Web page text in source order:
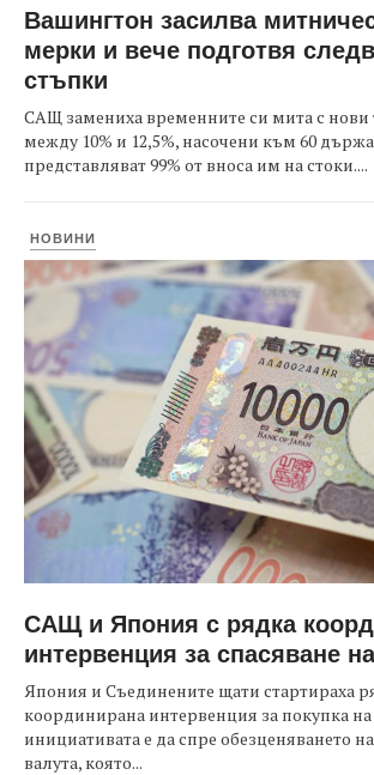
Вашингтон засилва
мерки и вече подготвя
стъпки
САЩ замениха временните си мита с нови
между 10% и 12,5%, насочени към 60
представляват 99% от вноса им на стоки....
НОВИНИ
САЩ и Япония с рядка
интервенция за спасяване
Япония и Съединените щати стартираха
координирана интервенция за покупка
инициативата е да спре обезценяването
валута, която...